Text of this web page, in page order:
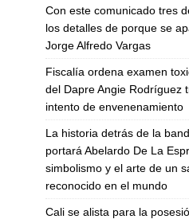
Con este comunicado tres
los detalles de porque se
Jorge Alfredo Vargas
Fiscalía ordena examen
del Dapre Angie Rodríguez
intento de envenenamiento
La historia detrás de la
portará Abelardo De La
simbolismo y el arte de un
reconocido en el mundo
Cali se alista para la